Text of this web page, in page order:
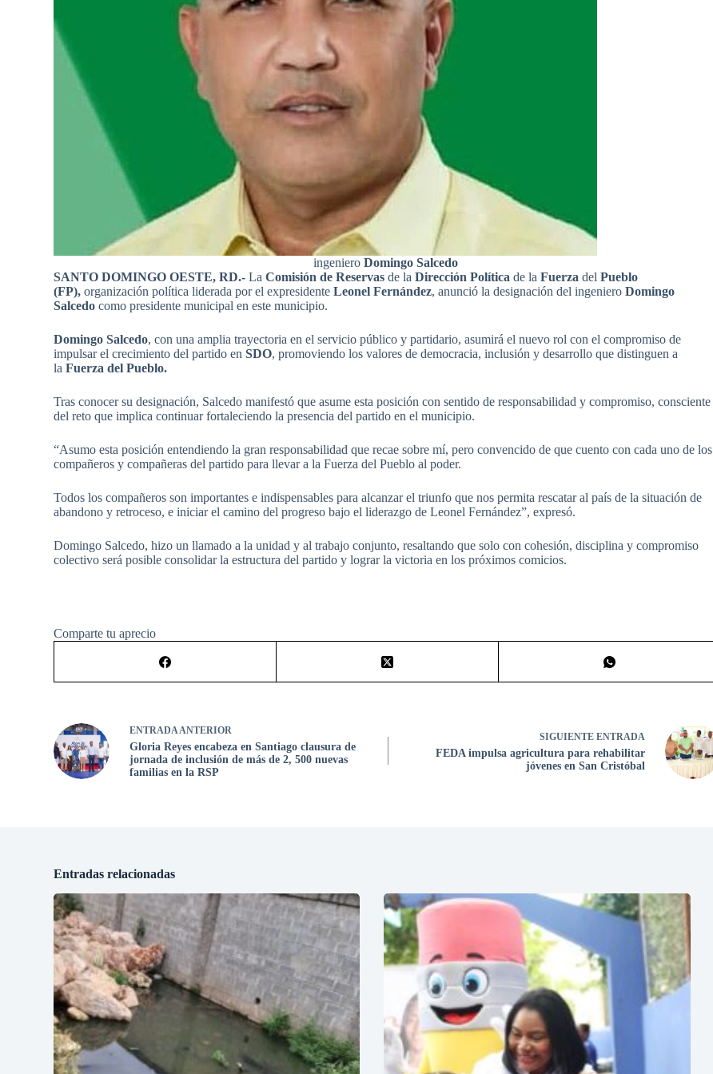
ingenieroDomingo Salcedo
SANTO DOMINGO OESTE, RD.-La Comisión de Reservasde la Dirección Políticade la FuerzadelPueblo
(FP),organización política liderada por el expresidente Leonel Fernández, anunció la designación del ingenieroDomingo
Salcedo como presidente municipal en este municipio.
Domingo Salcedo, con una amplia trayectoria en el servicio público y partidario, asumirá el nuevo rol con el compromiso de
impulsar el crecimiento del partido enSDO, promoviendo los valores de democracia, inclusión y desarrollo que distinguen a
laFuerza del Pueblo.
Tras conocer su designación, Salcedo manifestó que asume esta posición con sentido de responsabilidad y compromiso, consciente
del reto que implica continuar fortaleciendo la presencia del partido en el municipio.
“Asumo esta posición entendiendo la gran responsabilidad que recae sobre mí, pero convencido de que cuento con cada uno de los
compañeros y compañeras del partido para llevar a la Fuerza del Pueblo al poder.
Todos los compañeros son importantes e indispensables para alcanzar el triunfo que nos permita rescatar al país de la situación de
abandono y retroceso, e iniciar el camino del progreso bajo el liderazgo de Leonel Fernández”, expresó.
Domingo Salcedo, hizo un llamado a la unidad y al trabajo conjunto, resaltando que solo con cohesión, disciplina y compromiso
colectivo será posible consolidar la estructura del partido y lograr la victoria en los próximos comicios.
Comparte tu aprecio
ENTRADAANTERIOR
Gloria Reyes encabeza en Santiago clausura de
jornada de inclusión de más de 2, 500 nuevas
familias en la RSP
SIGUIENTE ENTRADA
FEDA impulsa agricultura para rehabilitar
jóvenes en San Cristóbal
Entradas relacionadas